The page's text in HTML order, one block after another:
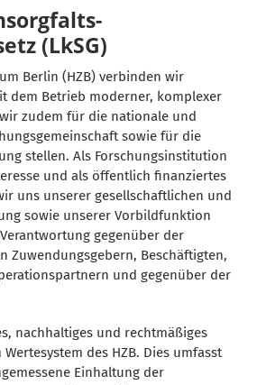
(LkSG)
Berlin (HZB) verbinden wir
dem Betrieb moderner, komplexer
zudem für die nationale und
sowie für die
stellen. Als Forschungsinstitution
und als öffentlich finanziertes
uns unserer gesellschaftlichen und
sowie unserer Vorbildfunktion
gegenüber der
Zuwendungsgebern, Beschäftigten,
und gegenüber der
nachhaltiges und rechtmäßiges
des HZB. Dies umfasst
Einhaltung der